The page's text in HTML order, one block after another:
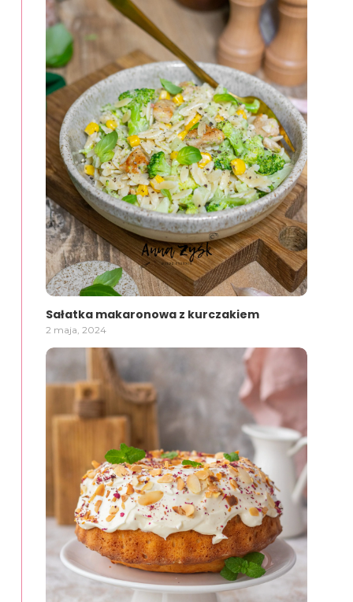
Sałatka makaronowa z kurczakiem
2 maja, 2024